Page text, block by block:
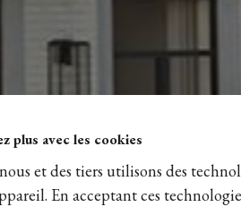
plus avec les cookies
et des tiers utilisons des
En acceptant ces